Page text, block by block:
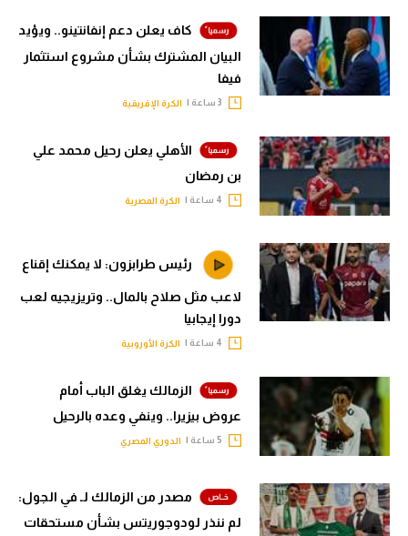
كاف يعلن دعم إنفانتينو.. ويؤيد
البيان المشترك بشأن مشروع استثمار
فيفا
الكرة الإفريقية
الأهلي يعلن رحيل محمد علي
بن رمضان
الكرة المصرية
رئيس طرابزون: لا يمكنك إقناع
لاعب مثل صلاح بالمال.. وتريزيجيه لعب
دورا إيجابيا
الكرة الأوروبية
الزمالك يغلق الباب أمام
عروض بيزيرا.. وينفي وعده بالرحيل
الدوري المصري
مصدر من الزمالك لـ في الجول:
لم ننذر لودوجوريتس بشأن مستحقات